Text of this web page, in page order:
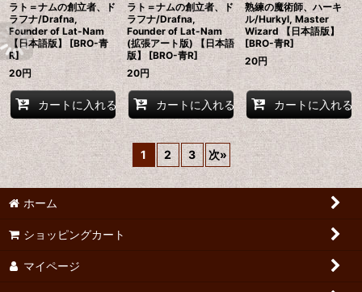
ラト＝ナムの創立者、ド
ラフナ/Drafna,
Founder of Lat-Nam
【日本語版】 [BRO-青
R]
20円
カートに入れる
ラト＝ナムの創立者、ド
ラフナ/Drafna,
Founder of Lat-Nam
(拡張アート版) 【日本語
版】 [BRO-青R]
20円
カートに入れる
熟練の魔術師、ハーキ
ル/Hurkyl, Master
Wizard 【日本語版】
[BRO-青R]
20円
カートに入れる
1 2 3 次»
ホーム
ショッピングカート
マイページ